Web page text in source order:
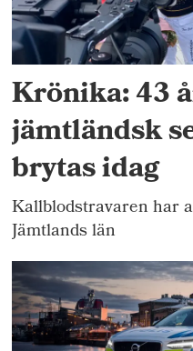
Krönika: 43
jämtländsk
brytas idag
Kallblodstravaren har
Jämtlands län